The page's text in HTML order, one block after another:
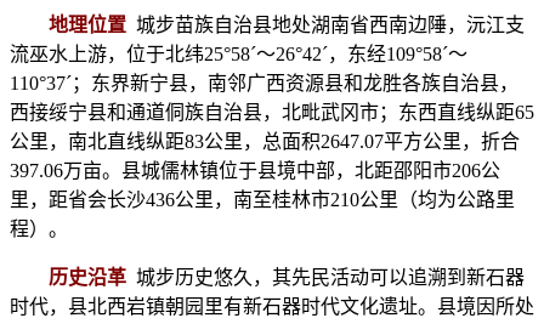
地理位置 城步苗族自治县地处湖南省西南边陲，沅江支
流巫水上游，位于北纬25°58ˊ～26°42ˊ，东经109°58ˊ～
110°37ˊ；东界新宁县，南邻广西资源县和龙胜各族自治县，
西接绥宁县和通道侗族自治县，北毗武冈市；东西直线纵距65
公里，南北直线纵距83公里，总面积2647.07平方公里，折合
397.06万亩。县城儒林镇位于县境中部，北距邵阳市206公
里，距省会长沙436公里，南至桂林市210公里（均为公路里
程）。
历史沿革 城步历史悠久，其先民活动可以追溯到新石器
时代，县北西岩镇朝园里有新石器时代文化遗址。县境因所处